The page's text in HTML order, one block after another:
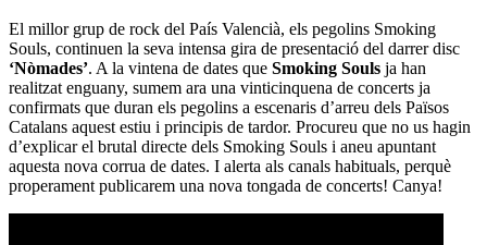
El millor grup de rock del País Valencià, els pegolins Smoking
Souls, continuen la seva intensa gira de presentació del darrer disc
‘Nòmades’. A la vintena de dates que Smoking Souls ja han
realitzat enguany, sumem ara una vinticinquena de concerts ja
confirmats que duran els pegolins a escenaris d’arreu dels Països
Catalans aquest estiu i principis de tardor. Procureu que no us hagin
d’explicar el brutal directe dels Smoking Souls i aneu apuntant
aquesta nova corrua de dates. I alerta als canals habituals, perquè
properament publicarem una nova tongada de concerts! Canya!